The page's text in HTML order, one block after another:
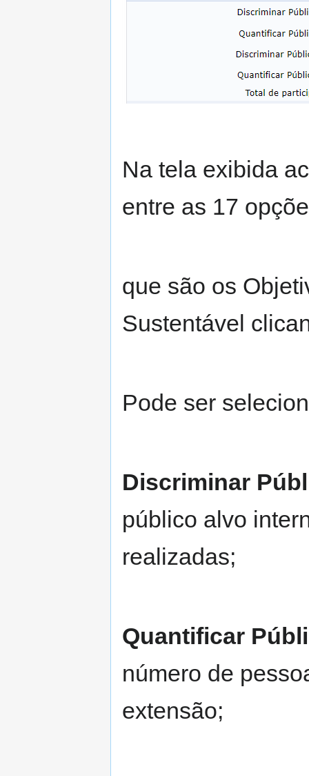
Na tela exibida
entre as 17
que são os
Sustentável
Pode ser
Discriminar
público alvo
realizadas;
Quantificar
número de
extensão;